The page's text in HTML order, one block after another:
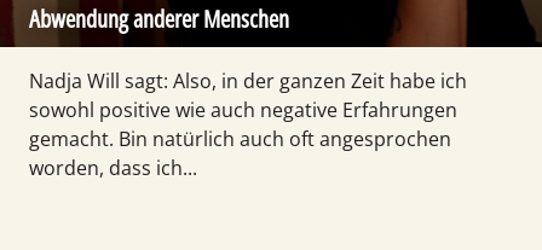
Abwendung anderer Menschen
Nadja Will sagt: Also, in der ganzen Zeit habe ich
sowohl positive wie auch negative Erfahrungen
gemacht. Bin natürlich auch oft angesprochen
worden, dass ich...